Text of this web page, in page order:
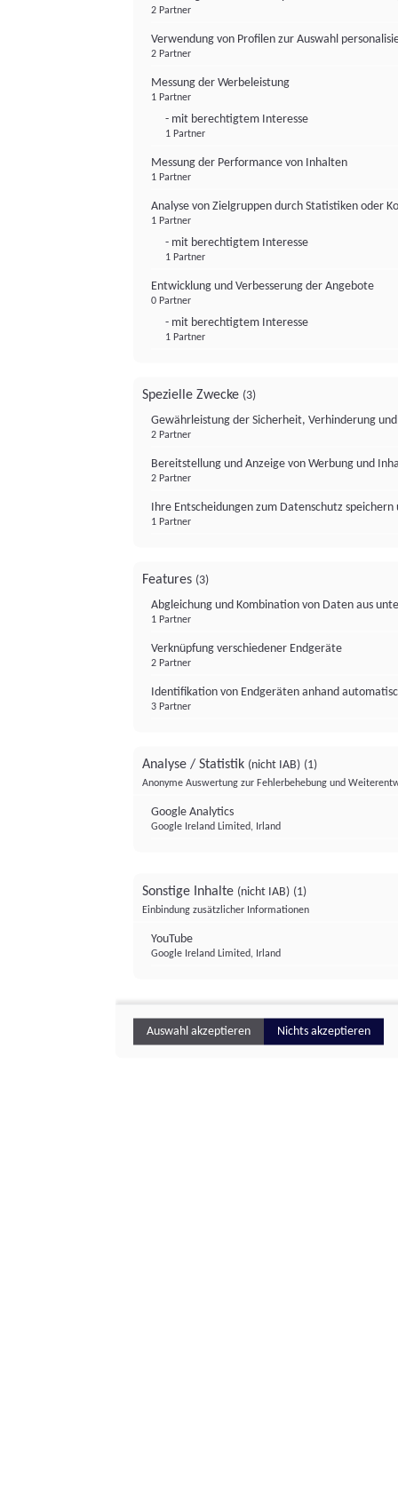
2 Partner
Verwendung von Profilen zur Auswahl
2 Partner
Messung der Werbeleistung
1 Partner
- mit berechtigtem Interesse
1 Partner
Messung der Performance von Inhalten
1 Partner
Analyse von Zielgruppen durch Statistiken oder
1 Partner
- mit berechtigtem Interesse
1 Partner
Entwicklung und Verbesserung der Angebote
0 Partner
- mit berechtigtem Interesse
1 Partner
Spezielle Zwecke (3)
Gewährleistung der Sicherheit, Verhinderung
2 Partner
Bereitstellung und Anzeige von Werbung und
2 Partner
Ihre Entscheidungen zum Datenschutz
1 Partner
Features (3)
Abgleichung und Kombination von Daten aus
1 Partner
Verknüpfung verschiedener Endgeräte
2 Partner
Identifikation von Endgeräten anhand
3 Partner
Analyse / Statistik (nicht IAB) (1)
Anonyme Auswertung zur Fehlerbehebung und
Google Analytics
Google Ireland Limited, Irland
Sonstige Inhalte (nicht IAB) (1)
Einbindung zusätzlicher Informationen
YouTube
Google Ireland Limited, Irland
Auswahl akzeptieren Nichts akzeptieren